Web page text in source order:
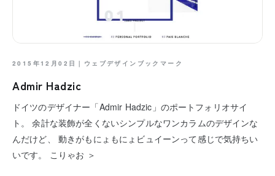
2015年12月02日｜ ウェブデザインブックマーク
Admir Hadzic
ドイツのデザイナー「Admir Hadzic」のポートフォリオサイ
ト。 余計な装飾が全くないシンプルなワンカラムのデザインな
んだけど、 動きがもにょもにょビュイーンって感じで気持ちい
いです。 こりゃお ＞